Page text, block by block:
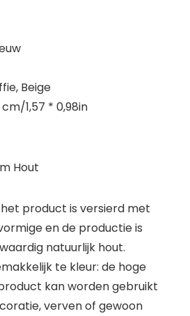
Beige
1,57 * 0,98in
Hout
product is versierd met
en de productie is
natuurlijk hout.
te kleur: de hoge
kan worden gebruikt
verven of gewoon